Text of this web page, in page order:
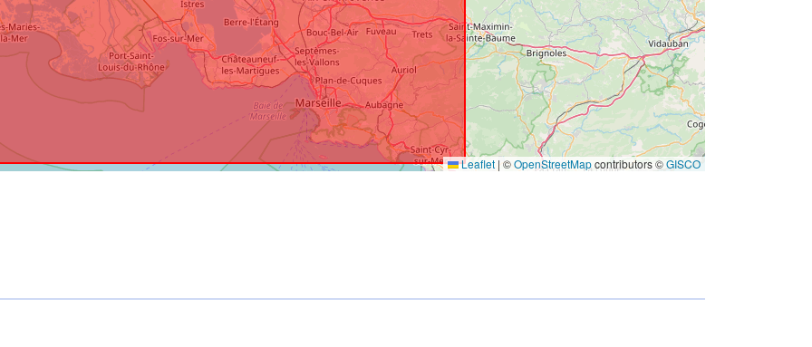
Leaflet | ©OpenStreetMapcontributors ©GISCO
http://inspire.ec.europa.eu/metadata-
codelist/SpatialDataServiceType/vie
w